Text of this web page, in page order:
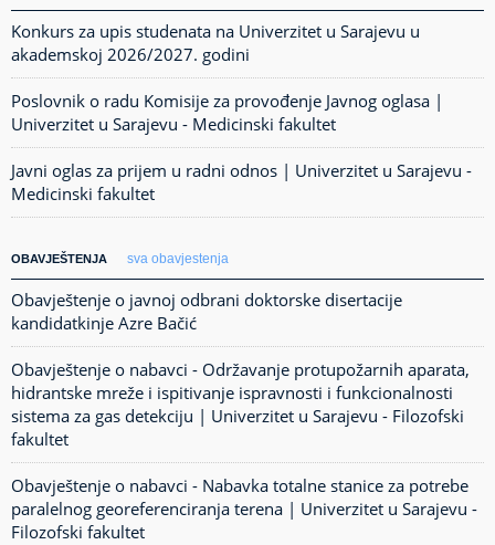
Konkurs za upis studenata na Univerzitet u Sarajevu u
akademskoj 2026/2027. godini
Poslovnik o radu Komisije za provođenje Javnog oglasa |
Univerzitet u Sarajevu - Medicinski fakultet
Javni oglas za prijem u radni odnos | Univerzitet u Sarajevu -
Medicinski fakultet
OBAVJEŠTENJA sva obavjestenja
Obavještenje o javnoj odbrani doktorske disertacije
kandidatkinje Azre Bačić
Obavještenje o nabavci - Održavanje protupožarnih aparata,
hidrantske mreže i ispitivanje ispravnosti i funkcionalnosti
sistema za gas detekciju | Univerzitet u Sarajevu - Filozofski
fakultet
Obavještenje o nabavci - Nabavka totalne stanice za potrebe
paralelnog georeferenciranja terena | Univerzitet u Sarajevu -
Filozofski fakultet